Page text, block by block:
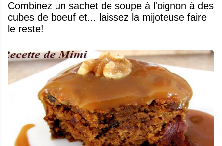
Combinez un sachet de soupe à l'oignon à des
cubes de boeuf et... laissez la mijoteuse faire
le reste!